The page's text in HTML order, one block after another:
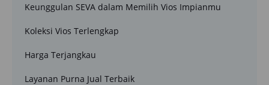
Keunggulan SEVA dalam Memilih Vios Impianmu
Koleksi Vios Terlengkap
Harga Terjangkau
Layanan Purna Jual Terbaik